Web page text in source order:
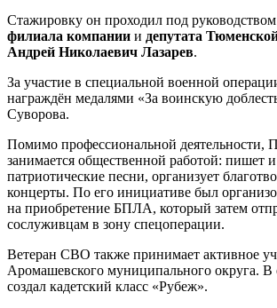
Стажировку он проходил под руководством
филиала компании и депутата
Андрей Николаевич Лазарев.
За участие в специальной военной
награждён медалями «За воинскую
Суворова.
Помимо профессиональной деятельности,
занимается общественной работой: пишет
патриотические песни, организует
концерты. По его инициативе был
на приобретение БПЛА, который затем
сослуживцам в зону спецоперации.
Ветеран СВО также принимает активное
Аромашевского муниципального округа. В
создал кадетский класс «Рубеж».